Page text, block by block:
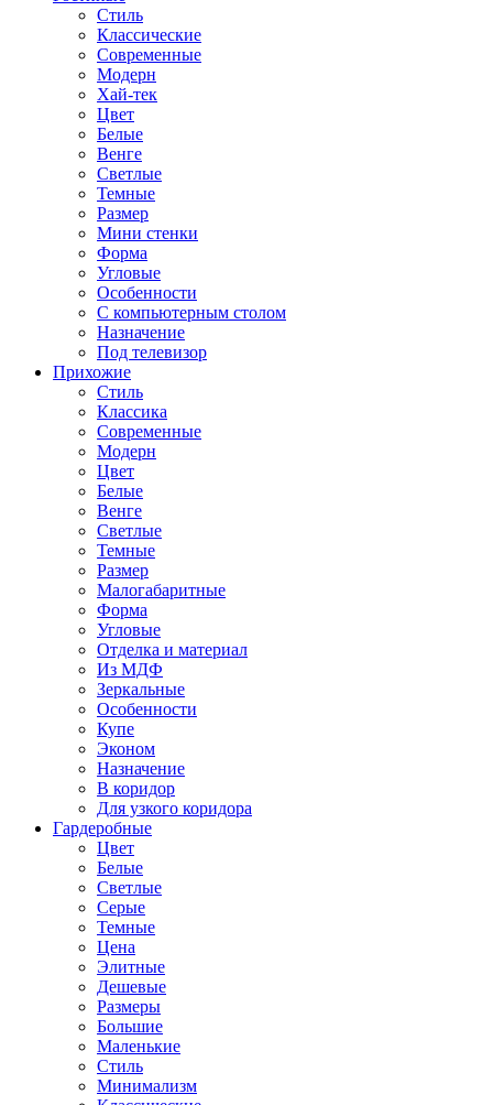
Стиль
Классические
Современные
Модерн
Хай-тек
Цвет
Белые
Венге
Светлые
Темные
Размер
Мини стенки
Форма
Угловые
Особенности
С компьютерным столом
Назначение
Под телевизор
Прихожие
Стиль
Классика
Современные
Модерн
Цвет
Белые
Венге
Светлые
Темные
Размер
Малогабаритные
Форма
Угловые
Отделка и материал
Из МДФ
Зеркальные
Особенности
Купе
Эконом
Назначение
В коридор
Для узкого коридора
Гардеробные
Цвет
Белые
Светлые
Серые
Темные
Цена
Элитные
Дешевые
Размеры
Большие
Маленькие
Стиль
Минимализм